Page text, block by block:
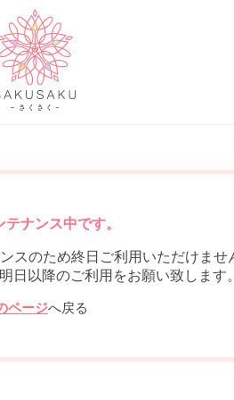
テナンス中です。
スのため終日ご利用いただけませ
日以降のご利用をお願い致します
ページへ戻る